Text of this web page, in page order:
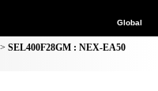
Global
SEL400F28GM : NEX-EA50